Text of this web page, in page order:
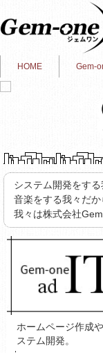
HOME Gem-
システム開発をす
音楽をする我々だ
我々は株式会社
ホームページ作成
ステム開発。